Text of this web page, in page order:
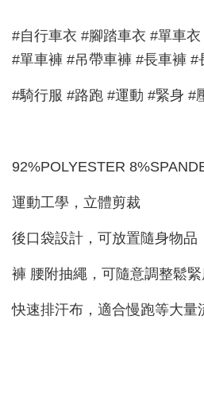
#自行車衣 #腳踏車衣 #單車
#單車褲 #吊帶車褲 #長車褲 #
#騎行服 #路跑 #運動 #緊身 #
92%POLYESTER
運動工學，立體剪裁
後口袋設計，可放置隨身物品
褲 腰附抽繩，可隨意調整鬆緊
快速排汗布，適合慢跑等大量